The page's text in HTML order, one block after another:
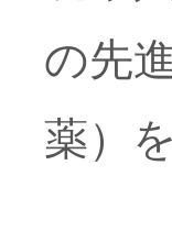
の先
薬）